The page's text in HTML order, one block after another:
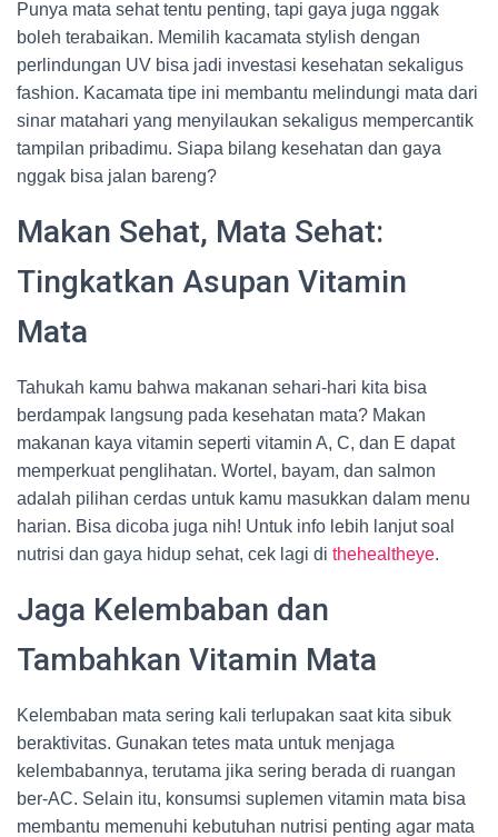
Punya mata sehat tentu penting, tapi gaya juga nggak
boleh terabaikan. Memilih kacamata stylish dengan
perlindungan UV bisa jadi investasi kesehatan sekaligus
fashion. Kacamata tipe ini membantu melindungi mata dari
sinar matahari yang menyilaukan sekaligus mempercantik
tampilan pribadimu. Siapa bilang kesehatan dan gaya
nggak bisa jalan bareng?
Makan Sehat, Mata Sehat:
Tingkatkan Asupan Vitamin
Mata
Tahukah kamu bahwa makanan sehari-hari kita bisa
berdampak langsung pada kesehatan mata? Makan
makanan kaya vitamin seperti vitamin A, C, dan E dapat
memperkuat penglihatan. Wortel, bayam, dan salmon
adalah pilihan cerdas untuk kamu masukkan dalam menu
harian. Bisa dicoba juga nih! Untuk info lebih lanjut soal
nutrisi dan gaya hidup sehat, cek lagi di thehealtheye.
Jaga Kelembaban dan
Tambahkan Vitamin Mata
Kelembaban mata sering kali terlupakan saat kita sibuk
beraktivitas. Gunakan tetes mata untuk menjaga
kelembabannya, terutama jika sering berada di ruangan
ber-AC. Selain itu, konsumsi suplemen vitamin mata bisa
membantu memenuhi kebutuhan nutrisi penting agar mata